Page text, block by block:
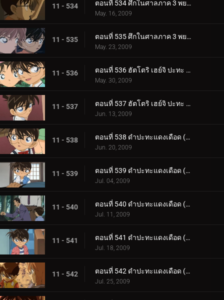
11 - 534 ตอนที่ 534 ศึกในศาลภาค 3 พยานที่เห็นเหตุการณ์คืออัยการ (ตอนพิเศษ 1)
May. 16, 2009
11 - 535 ตอนที่ 535 ศึกในศาลภาค 3 พยานที่เห็นเหตุการณ์คืออัยการ (ตอนพิเศษ 2)
May. 23, 2009
11 - 536 ตอนที่ 536 ฮัตโตริ เฮย์จิ ปะทะ คุโด้ ชินอิจิ แข่งคลี่คลายคดีที่ลานสกี (ตอนพิเศษ 1) ยอดนักสืบจิ๋วโค__.
May. 30, 2009
11 - 537 ตอนที่ 537 ฮัตโตริ เฮย์จิ ปะทะ คุโด้ ชินอิจิ แข่งคลี่คลายคดีที่ลานสกี (ตอนพิเศษ 2) ยอดนักสืบจิ๋วโค__.
Jun. 13, 2009
11 - 538 ตอนที่ 538 ดำปะทะแดงเดือด (ตอน 1)
Jun. 20, 2009
11 - 539 ตอนที่ 539 ดำปะทะแดงเดือด (ตอน 2)
Jul. 04, 2009
11 - 540 ตอนที่ 540 ดำปะทะแดงเดือด (ตอน 3)
Jul. 11, 2009
11 - 541 ตอนที่ 541 ดำปะทะแดงเดือด (ตอน 4)
Jul. 18, 2009
11 - 542 ตอนที่ 542 ดำปะทะแดงเดือด (ตอน 5)
Jul. 25, 2009